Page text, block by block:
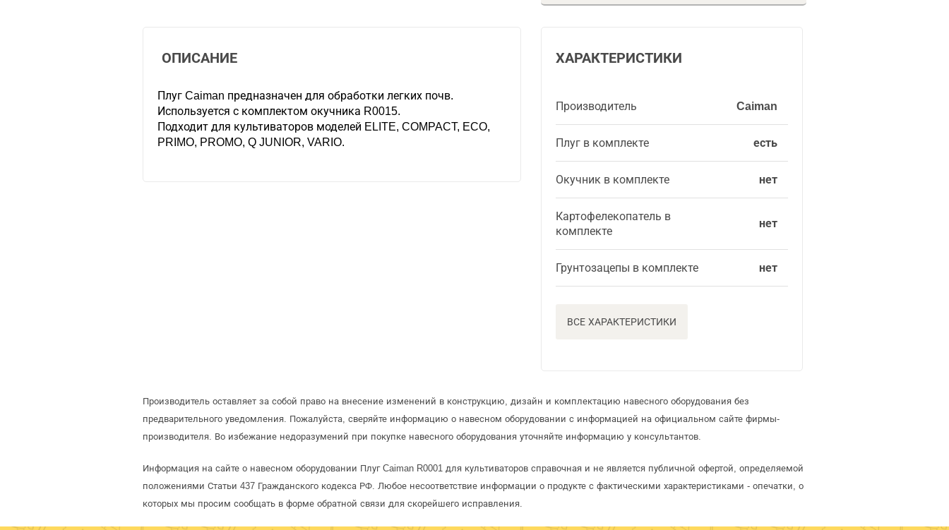
ХАРАКТЕРИСТИКИ
Производитель Caiman
Плуг в комплекте есть
Окучник в комплекте нет
Картофелекопатель в
комплекте
нет
Грунтозацепы в комплекте нет
ВСЕ ХАРАКТЕРИСТИКИ
ОПИСАНИЕ
Плуг Caiman предназначен для обработки легких почв.
Используется с комплектом окучника R0015.
Подходит для культиваторов моделей ELITE, COMPACT, ECO,
PRIMO, PROMO, Q JUNIOR, VARIO.
Производитель оставляет за собой право на внесение изменений в конструкцию, дизайн и комплектацию навесного оборудования без
предварительного уведомления. Пожалуйста, сверяйте информацию о навесном оборудовании с информацией на официальном сайте фирмы-
производителя. Во избежание недоразумений при покупке навесного оборудования уточняйте информацию у консультантов.
Информация на сайте о навесном оборудовании Плуг Caiman R0001 для культиваторов справочная и не является публичной офертой, определяемой
положениями Статьи 437 Гражданского кодекса РФ. Любое несоответствие информации о продукте с фактическими характеристиками - опечатки, о
которых мы просим сообщать в форме обратной связи для скорейшего исправления.